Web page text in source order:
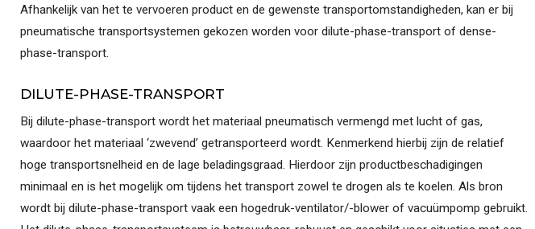
Afhankelijk van het te vervoeren product en de gewenste transportomstandigheden, kan er bij
pneumatische transportsystemen gekozen worden voor dilute-phase-transport of dense-
phase-transport.
DILUTE-PHASE-TRANSPORT
Bij dilute-phase-transport wordt het materiaal pneumatisch vermengd met lucht of gas,
waardoor het materiaal ‘zwevend’ getransporteerd wordt. Kenmerkend hierbij zijn de relatief
hoge transportsnelheid en de lage beladingsgraad. Hierdoor zijn productbeschadigingen
minimaal en is het mogelijk om tijdens het transport zowel te drogen als te koelen. Als bron
wordt bij dilute-phase-transport vaak een hogedruk-ventilator/-blower of vacuümpomp gebruikt.